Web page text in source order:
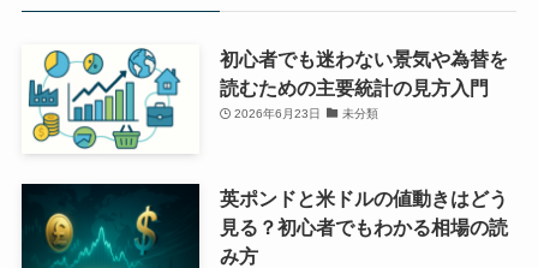
初心者でも迷わない景気や為替を
読むための主要統計の見方入門
2026年6月23日 未分類
英ポンドと米ドルの値動きはどう
見る？初心者でもわかる相場の読
み方